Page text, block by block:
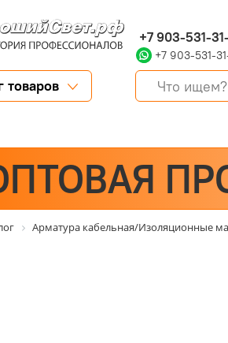
+7 903-531-
+7 903-531-
товаров
Арматура кабельная/Изоляционные